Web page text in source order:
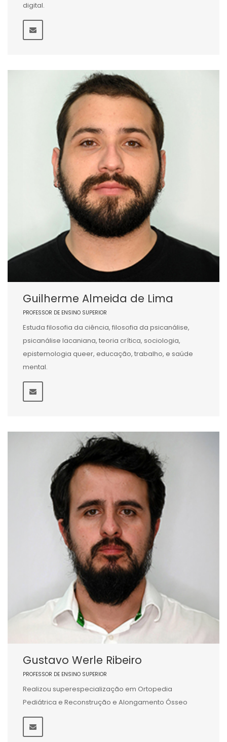
digital.
Guilherme Almeida de Lima
PROFESSOR DE ENSINO SUPERIOR
Estuda filosofia da ciência, filosofia da psicanálise,
psicanálise lacaniana, teoria crítica, sociologia,
epistemologia queer, educação, trabalho, e saúde
mental.
Gustavo Werle Ribeiro
PROFESSOR DE ENSINO SUPERIOR
Realizou superespecialização em Ortopedia
Pediátrica e Reconstrução e Alongamento Ósseo